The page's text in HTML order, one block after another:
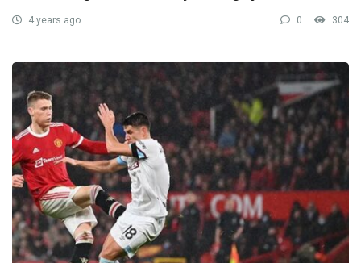
4 years ago 0 304